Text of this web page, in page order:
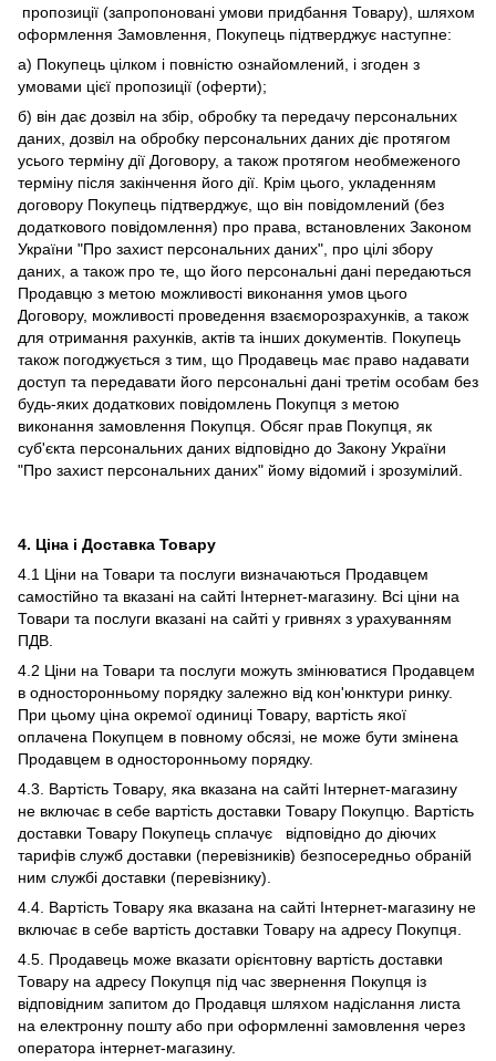
пропозиції (запропоновані умови придбання Товару), шляхом
оформлення Замовлення, Покупець підтверджує наступне:
а) Покупець цілком і повністю ознайомлений, і згоден з
умовами цієї пропозиції (оферти);
б) він дає дозвіл на збір, обробку та передачу персональних
даних, дозвіл на обробку персональних даних діє протягом
усього терміну дії Договору, а також протягом необмеженого
терміну після закінчення його дії. Крім цього, укладенням
договору Покупець підтверджує, що він повідомлений (без
додаткового повідомлення) про права, встановлених Законом
України "Про захист персональних даних", про цілі збору
даних, а також про те, що його персональні дані передаються
Продавцю з метою можливості виконання умов цього
Договору, можливості проведення взаєморозрахунків, а також
для отримання рахунків, актів та інших документів. Покупець
також погоджується з тим, що Продавець має право надавати
доступ та передавати його персональні дані третім особам без
будь-яких додаткових повідомлень Покупця з метою
виконання замовлення Покупця. Обсяг прав Покупця, як
суб'єкта персональних даних відповідно до Закону України
"Про захист персональних даних" йому відомий і зрозумілий.
4. Ціна і Доставка Товару
4.1 Ціни на Товари та послуги визначаються Продавцем
самостійно та вказані на сайті Інтернет-магазину. Всі ціни на
Товари та послуги вказані на сайті у гривнях з урахуванням
ПДВ.
4.2 Ціни на Товари та послуги можуть змінюватися Продавцем
в односторонньому порядку залежно від кон'юнктури ринку.
При цьому ціна окремої одиниці Товару, вартість якої
оплачена Покупцем в повному обсязі, не може бути змінена
Продавцем в односторонньому порядку.
4.3. Вартість Товару, яка вказана на сайті Інтернет-магазину
не включає в себе вартість доставки Товару Покупцю. Вартість
доставки Товару Покупець сплачує відповідно до діючих
тарифів служб доставки (перевізників) безпосередньо обраній
ним службі доставки (перевізнику).
4.4. Вартість Товару яка вказана на сайті Інтернет-магазину не
включає в себе вартість доставки Товару на адресу Покупця.
4.5. Продавець може вказати орієнтовну вартість доставки
Товару на адресу Покупця під час звернення Покупця із
відповідним запитом до Продавця шляхом надіслання листа
на електронну пошту або при оформленні замовлення через
оператора інтернет-магазину.